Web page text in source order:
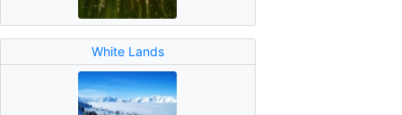
White Lands